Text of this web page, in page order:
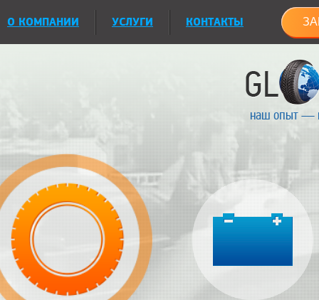
О КОМПАНИИ УСЛУГИ КОНТАКТЫ
наш опыт —